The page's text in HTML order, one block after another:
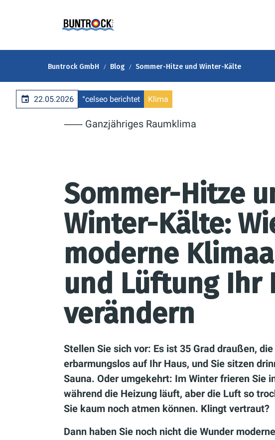
Buntrock GmbH Blog Sommer-Hitze und Winter-Kälte
22.05.2026 °celseo berichtet Klima
⸺ Ganzjähriges Raumklima
Sommer-Hitze
Winter-Kälte:
moderne
und Lüftung Ihr
verändern
Stellen Sie sich vor: Es ist 35 Grad draußen,
erbarmungslos auf Ihr Haus, und Sie sitzen
Sauna. Oder umgekehrt: Im Winter frieren Sie
während die Heizung läuft, aber die Luft so
Sie kaum noch atmen können. Klingt vertraut?
Dann haben Sie noch nicht die Wunder